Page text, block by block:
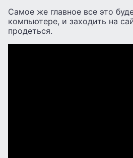
Самое же главное все это
компьютере, и заходить на
продеться.